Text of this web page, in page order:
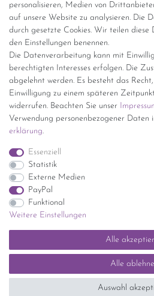
personalisieren, Medien von
auf unsere Website zu analysieren. Die
durch gesetzte Cookies. Wir teilen
den Einstellungen benennen.
Die Datenverarbeitung kann mit
berechtigten Interesses erfolgen. Die
abgelehnt werden. Es besteht das
Einwilligung zu einem späteren
widerrufen. Beachten Sie unser
Verwendung personenbezogener Daten
erklärung.
Essenziell
Statistik
Externe Medien
PayPal
Funktional
Weitere Einstellungen
Alle
Alle
Auswahl
Versand per GLS (6,90 Euro) oder
(innerhalb Deutschlands)
kostenfreie Lieferung ab 150 Euro
Deutschlands)
Übersicht Internationale
Wir kaufen an
Sie haben zuviel Porzellan im Schrank?
Einfach unverbindliches Angebot
*Endpreis inkl. MwSt. (Dieser
UStG der
Mehrwertsteuer auf der
Impressum Daten­schutz­erklärung
Vertrag widerrufen
Bewertungen bei: ebay.de,